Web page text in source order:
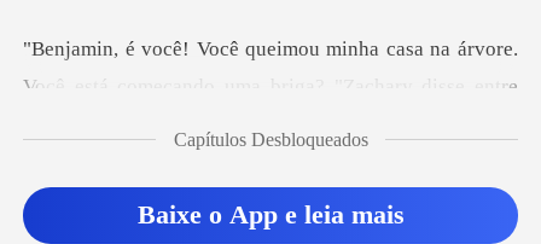
casa na árvore.
Você está começando um
cípulos da Sei
Capítulos Desbloqueados
Baixe o App e leia mais